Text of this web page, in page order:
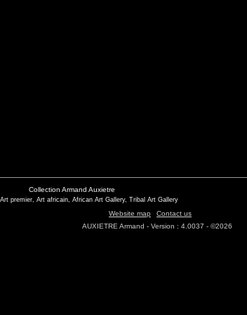
Collection Armand Auxietre
premier, Art africain, African Art Gallery, Tribal Art Gallery
Website map
Contact us
AUXIETRE Armand - Version : 4.0037 - ©2026